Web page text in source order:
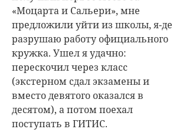
«Моцарта и Сальери», мне
предложили уйти из школы, я-де
разрушаю работу официального
кружка. Ушел я удачно:
перескочил через класс
(экстерном сдал экзамены и
вместо девятого оказался в
десятом), а потом поехал
поступать в ГИТИС.